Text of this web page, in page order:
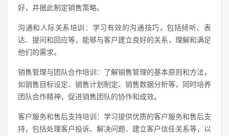
好，并据此制定销售策略。
沟通和人际关系培训：学习有效的沟通技巧，包括倾听、表
达、提问和回应等，能够与客户建立良好的关系，理解和满足
他们的需求。
销售管理与团队合作培训：了解销售管理的基本原则和方法，
如销售目标设定、销售计划制定、销售数据分析等，同时培养
团队合作精神，促进销售团队的协作和成效。
客户服务和售后支持培训：学习提供优质的客户服务和售后支
持，包括处理客户投诉、解决问题、建立客户信任关系等，以